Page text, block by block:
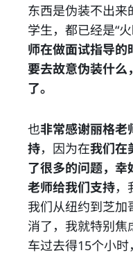
东西是伪装不出来
学生，都已经是“
师在做面试指导的
要去故意伪装什
了。
也非常感谢丽格老
持，因为在我们在
了很多的问题，
老师给我们支持，
我们从纽约到芝加
消了，我就特别焦
车过去得15个小